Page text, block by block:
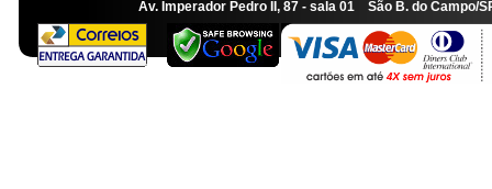
Av. Imperador Pedro II, 87 - sala 01 São B. do